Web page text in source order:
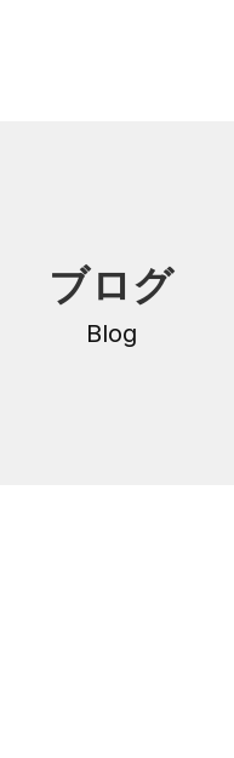
介護支援専門員
公共職業訓練
ブログ
Blog